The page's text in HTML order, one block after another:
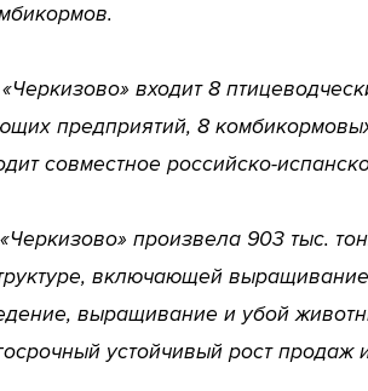
входит 8
предприятий, 8
совместное российско-
произвела 903 тыс.
включающей
выращивание и убой
устойчивый рост продаж